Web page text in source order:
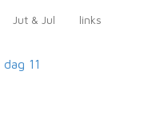
Jut & Jul links
dag 11